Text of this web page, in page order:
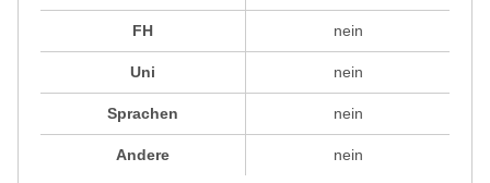
FH
Uni
Sprachen
Andere
nein
nein
nein
nein